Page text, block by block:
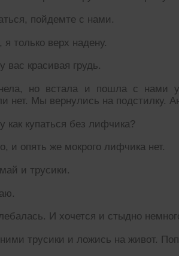
пойдемте с нами.
верх надену.
грудь.
но встала и пошла с нами
нет. Мы вернулись на подстилку.
без лифчика?
же мокрого лифчика нет.
трусики.
И хочется и стыдно
и ложись на живот. Попы